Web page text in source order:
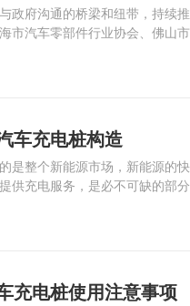
政府沟通的桥梁和纽带，持续
市汽车零部件行业协会、佛山
看中国汽配行业协会名单吧。
车充电桩构造
是整个新能源市场，新能源的
供充电服务，是必不可缺的部
！
充电桩使用注意事项